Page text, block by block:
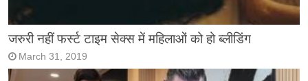
जरुरी नहीं फर्स्ट टाइम सेक्स में महिलाओं को हो ब्लीडिंग
March 31, 2019